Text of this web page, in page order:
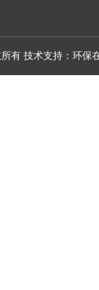
有 技术支持： 环保